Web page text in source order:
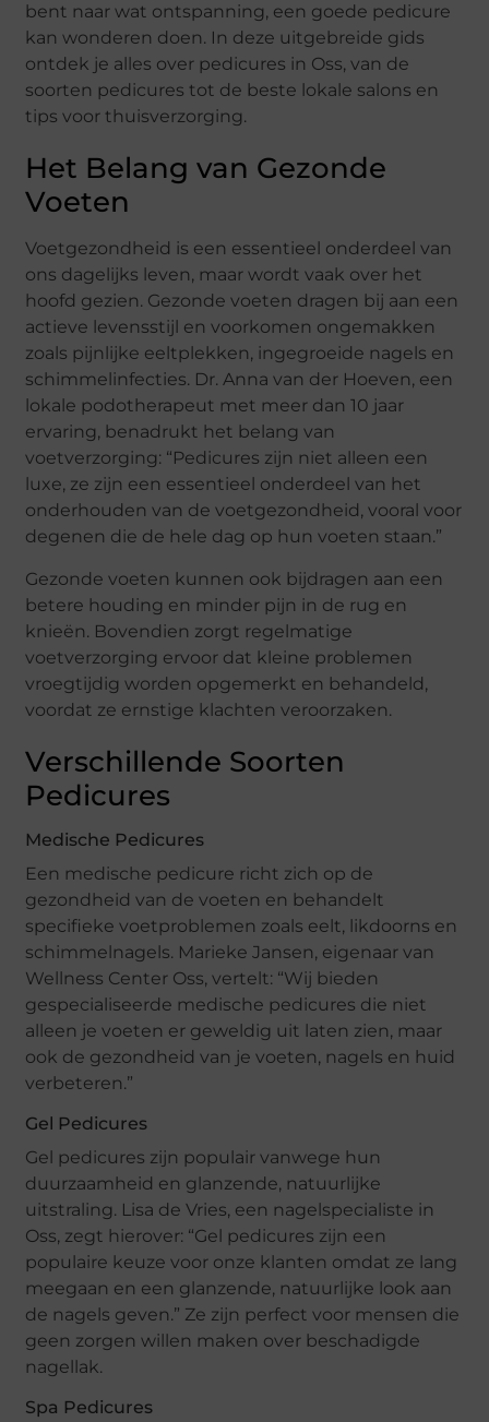
bent naar wat ontspanning, een goede pedicure
kan wonderen doen. In deze uitgebreide gids
ontdek je alles over pedicures in Oss, van de
soorten pedicures tot de beste lokale salons en
tips voor thuisverzorging.
Het Belang van Gezonde
Voeten
Voetgezondheid is een essentieel onderdeel van
ons dagelijks leven, maar wordt vaak over het
hoofd gezien. Gezonde voeten dragen bij aan een
actieve levensstijl en voorkomen ongemakken
zoals pijnlijke eeltplekken, ingegroeide nagels en
schimmelinfecties. Dr. Anna van der Hoeven, een
lokale podotherapeut met meer dan 10 jaar
ervaring, benadrukt het belang van
voetverzorging: “Pedicures zijn niet alleen een
luxe, ze zijn een essentieel onderdeel van het
onderhouden van de voetgezondheid, vooral voor
degenen die de hele dag op hun voeten staan.”
Gezonde voeten kunnen ook bijdragen aan een
betere houding en minder pijn in de rug en
knieën. Bovendien zorgt regelmatige
voetverzorging ervoor dat kleine problemen
vroegtijdig worden opgemerkt en behandeld,
voordat ze ernstige klachten veroorzaken.
Verschillende Soorten
Pedicures
Medische Pedicures
Een medische pedicure richt zich op de
gezondheid van de voeten en behandelt
specifieke voetproblemen zoals eelt, likdoorns en
schimmelnagels. Marieke Jansen, eigenaar van
Wellness Center Oss, vertelt: “Wij bieden
gespecialiseerde medische pedicures die niet
alleen je voeten er geweldig uit laten zien, maar
ook de gezondheid van je voeten, nagels en huid
verbeteren.”
Gel Pedicures
Gel pedicures zijn populair vanwege hun
duurzaamheid en glanzende, natuurlijke
uitstraling. Lisa de Vries, een nagelspecialiste in
Oss, zegt hierover: “Gel pedicures zijn een
populaire keuze voor onze klanten omdat ze lang
meegaan en een glanzende, natuurlijke look aan
de nagels geven.” Ze zijn perfect voor mensen die
geen zorgen willen maken over beschadigde
nagellak.
Spa Pedicures